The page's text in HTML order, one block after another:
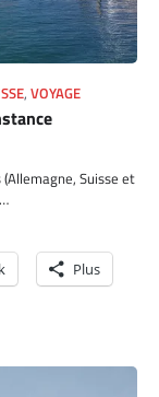
, VOYAGE
Suisse et
Plus